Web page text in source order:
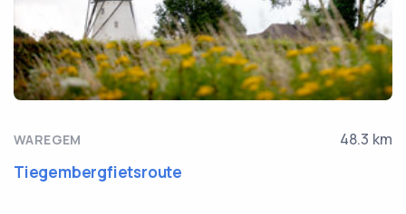
WAREGEM 48.3 km
Tiegembergfietsroute